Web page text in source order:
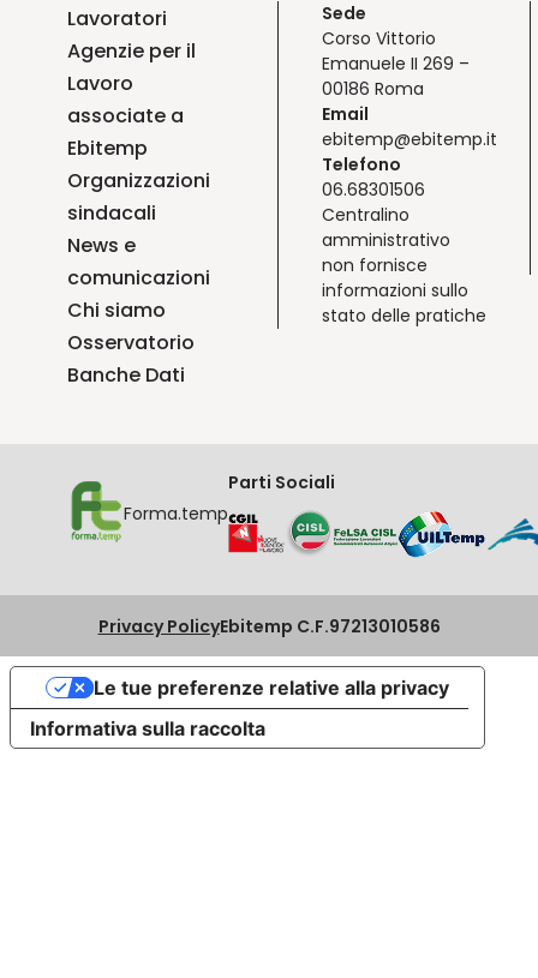
Lavoratori
Agenzie per il
Lavoro
associate a
Ebitemp
Organizzazioni
sindacali
News e
comunicazioni
Chi siamo
Osservatorio
Banche Dati
Sede
Corso Vittorio
Emanuele II 269 –
00186 Roma
Email
ebitemp@ebitemp.it
Telefono
06.68301506
Centralino
amministrativo
non fornisce
informazioni sullo
stato delle pratiche
Forma.temp
Parti Sociali
Privacy PolicyEbitemp C.F.97213010586
Informativa sulla raccolta
Le tue preferenze relative alla privacy